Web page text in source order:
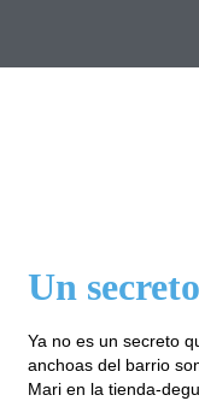
Un
Ya no es un secreto
anchoas del barrio
Mari en la tienda-